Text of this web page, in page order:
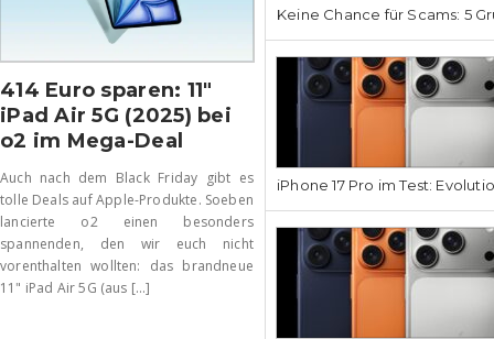
414 Euro sparen: 11″
iPad Air 5G (2025) bei
o2 im Mega-Deal
Auch nach dem Black Friday gibt es
tolle Deals auf Apple-Produkte. Soeben
lancierte o2 einen besonders
spannenden, den wir euch nicht
vorenthalten wollten: das brandneue
11" iPad Air 5G (aus [...]
Keine Chance für Scams: 5
iPhone 17 Pro im Test: